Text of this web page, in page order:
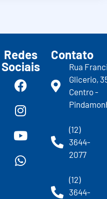
Redes
Sociais
Contato
Rua
Glicerio,
Centro -
(12)
3644-
2077
(12)
3644-